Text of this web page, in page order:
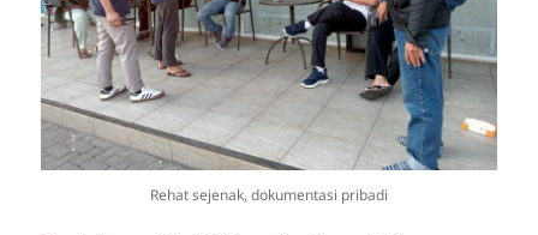
Rehat sejenak, dokumentasi pribadi